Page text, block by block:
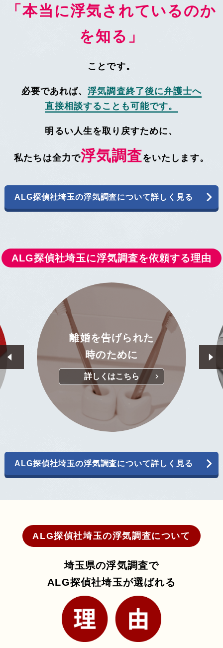
「本当に浮気されているのか
を知る」
ことです。
必要であれば、浮気調査終了後に弁護士へ
直接相談することも可能です。
明るい人生を取り戻すために、
私たちは全力で浮気調査をいたします。
ALG探偵社埼玉の浮気調査について詳しく見る
ALG探偵社埼玉に浮気調査を依頼する理由
真実を知りたい
詳しくはこちら
ALG探偵社埼玉の浮気調査について詳しく見る
ALG探偵社埼玉の浮気調査について
埼玉県の浮気調査で
ALG探偵社埼玉が選ばれる